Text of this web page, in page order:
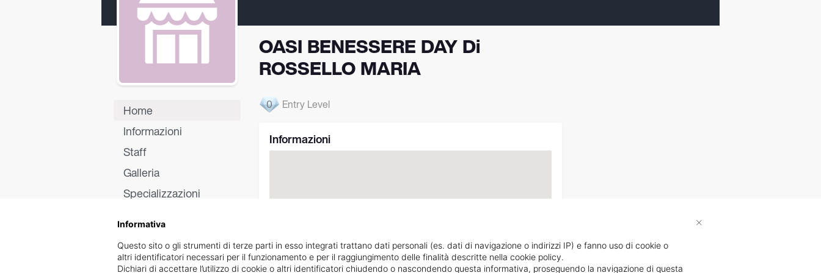
Home
Informazioni
Staff
Galleria
Specializzazioni
OASI BENESSERE DAY Di
ROSSELLO MARIA
0 Entry Level
Informazioni
Informativa
Questo sito o gli strumenti di terze parti in esso integrati trattano dati personali (es. dati di navigazione o indirizzi IP) e fanno uso di cookie o
altri identificatori necessari per il funzionamento e per il raggiungimento delle finalità descritte nella cookie policy.
Dichiari di accettare l’utilizzo di cookie o altri identificatori chiudendo o nascondendo questa informativa, proseguendo la navigazione di questa
×